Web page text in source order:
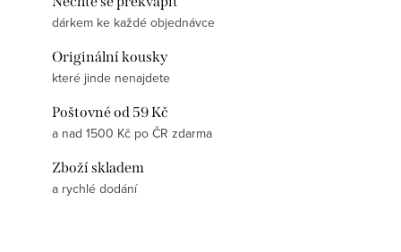
dárkem ke každé objednávce
Originální kousky
které jinde nenajdete
Poštovné od 59 Kč
a nad 1500 Kč po ČR zdarma
Zboží skladem
a rychlé dodání